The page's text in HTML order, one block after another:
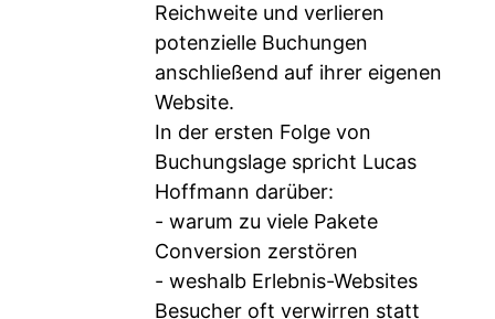
Reichweite und verlieren
potenzielle Buchungen
anschließend auf ihrer eigenen
Website.
In der ersten Folge von
Buchungslage spricht Lucas
Hoffmann darüber:
- warum zu viele Pakete
Conversion zerstören
- weshalb Erlebnis-Websites
Besucher oft verwirren statt